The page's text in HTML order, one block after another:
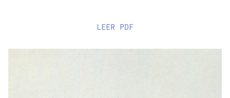
LEER PDF